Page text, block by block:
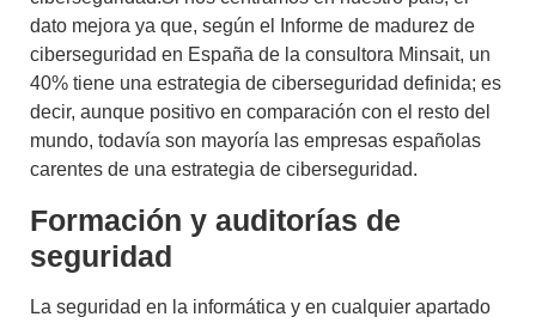
dato mejora ya que, según el
Informe de madurez de
ciberseguridad en España de la consultora Minsait, un
40% tiene una estrategia de ciberseguridad definida; es
decir, aunque positivo en comparación con el resto del
mundo, todavía son mayoría las empresas españolas
carentes de una estrategia de ciberseguridad.
Formación y auditorías de
seguridad
La seguridad en la informática y en cualquier apartado